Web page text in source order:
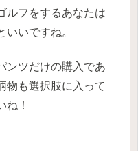
ルフをするあなたは
いですね。
ンツだけの購入であ
物も選択肢に入って
ね！